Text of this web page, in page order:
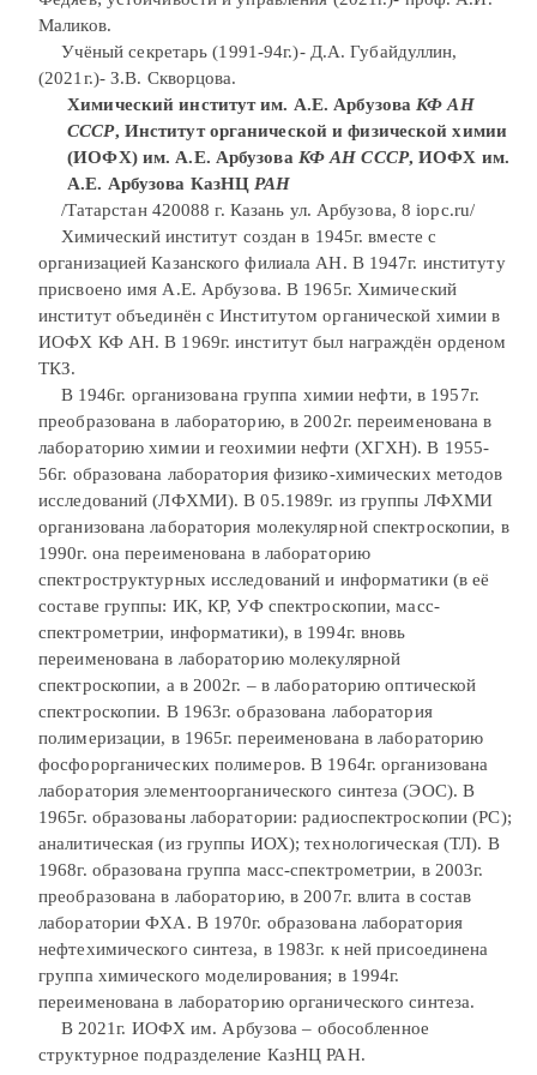
Маликов.
Учёный секретарь (1991-94г.)- Д.А. Губайдуллин,
(2021г.)- З.В. Скворцова.
Химический институт им. А.Е. Арбузова КФ АН
СССР, Институт органической и физической химии
(ИОФХ) им. А.Е. Арбузова КФ АН СССР, ИОФХ им.
А.Е. Арбузова КазНЦ РАН
/Татарстан 420088 г. Казань ул. Арбузова, 8 iopc.ru/
Химический институт создан в 1945г. вместе с
организацией Казанского филиала АН. В 1947г. институту
присвоено имя А.Е. Арбузова. В 1965г. Химический
институт объединён с Институтом органической химии в
ИОФХ КФ АН. В 1969г. институт был награждён орденом
ТКЗ.
В 1946г. организована группа химии нефти, в 1957г.
преобразована в лабораторию, в 2002г. переименована в
лабораторию химии и геохимии нефти (ХГХН). В 1955-
56г. образована лаборатория физико-химических методов
исследований (ЛФХМИ). В 05.1989г. из группы ЛФХМИ
организована лаборатория молекулярной спектроскопии, в
1990г. она переименована в лабораторию
спектроструктурных исследований и информатики (в её
составе группы: ИК, КР, УФ спектроскопии, масс-
спектрометрии, информатики), в 1994г. вновь
переименована в лабораторию молекулярной
спектроскопии, а в 2002г. – в лабораторию оптической
спектроскопии. В 1963г. образована лаборатория
полимеризации, в 1965г. переименована в лабораторию
фосфорорганических полимеров. В 1964г. организована
лаборатория элементоорганического синтеза (ЭОС). В
1965г. образованы лаборатории: радиоспектроскопии (РС);
аналитическая (из группы ИОХ); технологическая (ТЛ). В
1968г. образована группа масс-спектрометрии, в 2003г.
преобразована в лабораторию, в 2007г. влита в состав
лаборатории ФХА. В 1970г. образована лаборатория
нефтехимического синтеза, в 1983г. к ней присоединена
группа химического моделирования; в 1994г.
переименована в лабораторию органического синтеза.
В 2021г. ИОФХ им. Арбузова – обособленное
структурное подразделение КазНЦ РАН.